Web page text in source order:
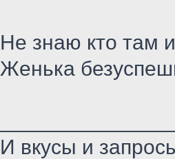
Не знаю кто там
Женька
И вкусы и